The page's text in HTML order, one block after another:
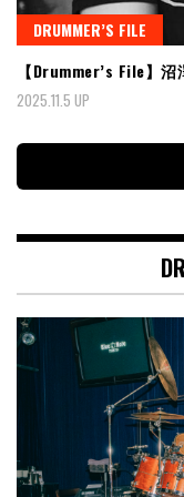
DRUMMER’S FILE
【Drummer’s File】沼
2025.11.5 UP